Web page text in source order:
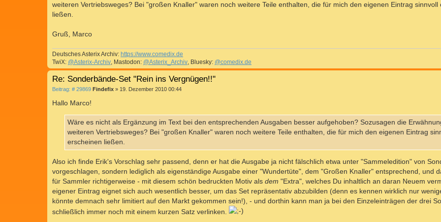
weiteren Vertriebsweges? Bei "großen Knaller" waren noch weitere Teile enthalten, die für mich den eigenen Eintrag sinnvoll
ließen.
Gruß, Marco
Deutsches Asterix Archiv: https://www.comedix.de
TwiX: @Asterix-Archiv , Mastodon: @Asterix_Archiv , Bluesky: @comedix.de
Re: Sonderbände-Set "Rein ins Vergnügen!!"
Beitrag: # 29869B
i
r
a
Findefix » 19. Dezember 2010 00:44
Hallo Marco!
Wäre es nicht als Ergänzung im Text bei den entsprechenden Ausgaben besser aufgehoben? Sozusagen die
weiteren Vertriebsweges? Bei "großen Knaller" waren noch weitere Teile enthalten, die für mich den eigenen Eintrag
erscheinen ließen.
Also ich finde Erik's Vorschlag sehr passend, denn er hat die Ausgabe ja nicht fälschlich etwa unter "Sammeledition" von
vorgeschlagen, sondern lediglich als eigenständige Ausgabe einer "Wundertüte", dem "Großen Knaller" entsprechend, und
für Sammler richtigerweise - mit diesem schön bedruckten Motiv als dem "Extra", welches Du inhaltlich an daran Neuem
eigener Eintrag eignet sich auch wesentlich besser, um das Set repräsentativ abzubilden (denn es kennen wirklich nur
könnte demnach sehr limitiert auf den Markt gekommen sein!), - und dorthin kann man ja bei den Einzeleinträgen der drei
schließlich immer noch mit einem kurzen Satz verlinken.